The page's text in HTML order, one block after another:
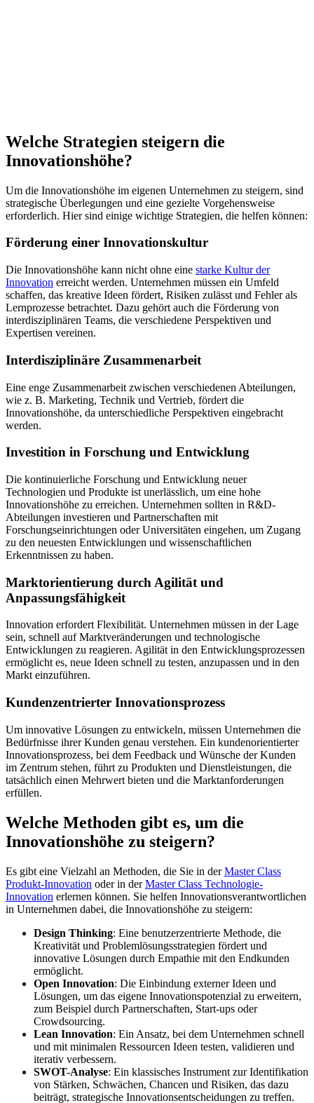
Welche Strategien steigern die
Innovationshöhe?
Um die Innovationshöhe im eigenen Unternehmen zu steigern, sind
strategische Überlegungen und eine gezielte Vorgehensweise
erforderlich. Hier sind einige wichtige Strategien, die helfen können:
Förderung einer Innovationskultur
Die Innovationshöhe kann nicht ohne eine starke Kultur der
Innovation erreicht werden. Unternehmen müssen ein Umfeld
schaffen, das kreative Ideen fördert, Risiken zulässt und Fehler als
Lernprozesse betrachtet. Dazu gehört auch die Förderung von
interdisziplinären Teams, die verschiedene Perspektiven und
Expertisen vereinen.
Interdisziplinäre Zusammenarbeit
Eine enge Zusammenarbeit zwischen verschiedenen Abteilungen,
wie z. B. Marketing, Technik und Vertrieb, fördert die
Innovationshöhe, da unterschiedliche Perspektiven eingebracht
werden.
Investition in Forschung und Entwicklung
Die kontinuierliche Forschung und Entwicklung neuer
Technologien und Produkte ist unerlässlich, um eine hohe
Innovationshöhe zu erreichen. Unternehmen sollten in R&D-
Abteilungen investieren und Partnerschaften mit
Forschungseinrichtungen oder Universitäten eingehen, um Zugang
zu den neuesten Entwicklungen und wissenschaftlichen
Erkenntnissen zu haben.
Marktorientierung durch Agilität und
Anpassungsfähigkeit
Innovation erfordert Flexibilität. Unternehmen müssen in der Lage
sein, schnell auf Marktveränderungen und technologische
Entwicklungen zu reagieren. Agilität in den Entwicklungsprozessen
ermöglicht es, neue Ideen schnell zu testen, anzupassen und in den
Markt einzuführen.
Kundenzentrierter Innovationsprozess
Um innovative Lösungen zu entwickeln, müssen Unternehmen die
Bedürfnisse ihrer Kunden genau verstehen. Ein kundenorientierter
Innovationsprozess, bei dem Feedback und Wünsche der Kunden
im Zentrum stehen, führt zu Produkten und Dienstleistungen, die
tatsächlich einen Mehrwert bieten und die Marktanforderungen
erfüllen.
Welche Methoden gibt es, um die
Innovationshöhe zu steigern?
Es gibt eine Vielzahl an Methoden, die Sie in derMaster Class
Produkt-Innovation oder in derMaster Class Technologie-
Innovation erlernen können. Sie helfen Innovationsverantwortlichen
in Unternehmen dabei, die Innovationshöhe zu steigern:
Design Thinking: Eine benutzerzentrierte Methode, die
Kreativität und Problemlösungsstrategien fördert und
innovative Lösungen durch Empathie mit den Endkunden
ermöglicht.
Open Innovation: Die Einbindung externer Ideen und
Lösungen, um das eigene Innovationspotenzial zu erweitern,
zum Beispiel durch Partnerschaften, Start-ups oder
Crowdsourcing.
Lean Innovation: Ein Ansatz, bei dem Unternehmen schnell
und mit minimalen Ressourcen Ideen testen, validieren und
iterativ verbessern.
SWOT-Analyse: Ein klassisches Instrument zur Identifikation
von Stärken, Schwächen, Chancen und Risiken, das dazu
beiträgt, strategische Innovationsentscheidungen zu treffen.